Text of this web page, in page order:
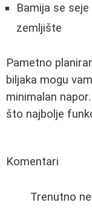
Bamija se
zemljište
Pametno
biljaka mogu
minimalan
što najbolje
Komentari
Trenutno